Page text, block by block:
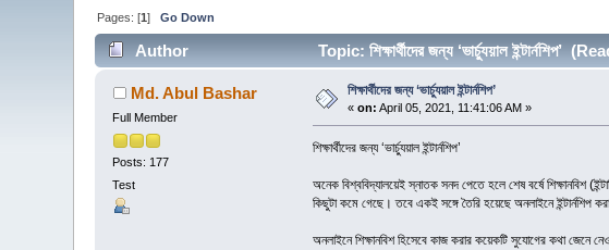
Pages: [1]Go Down
Author Topic: শিক্ষার্থীদের জন্য ‘ভার্চ্যুয়াল ইন্টার্নশিপ’
Md. Abul Bashar
Full Member
Posts: 177
Test
শিক্ষার্থীদের জন্য ‘ভার্চ্যুয়াল ইন্টার্নশিপ’
«on: April 05, 2021, 11:41:06 AM »
শিক্ষার্থীদের জন্য ‘ভার্চ্যুয়াল ইন্টার্নশিপ’
অনেক বিশ্ববিদ্যালয়েই স্নাতক সনদ পেতে হলে শেষ বর্ষে শিক্ষানবিশ
কিছুটা কমে গেছে। তবে একই সঙ্গে তৈরি হয়েছে অনলাইনে ইন্টার্নশিপ
অনলাইনে শিক্ষানবিশ হিসেবে কাজ করার কয়েকটি সুযোগের কথা জেনে